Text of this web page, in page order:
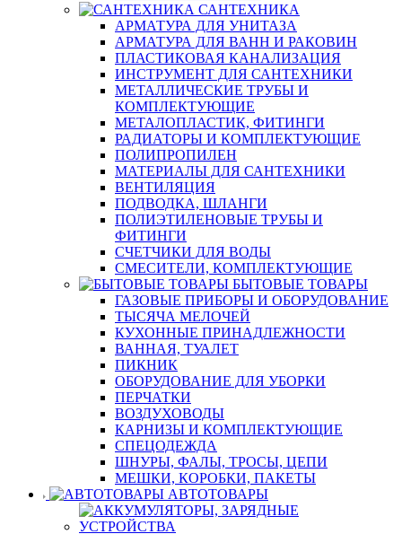
САНТЕХНИКА
АРМАТУРА ДЛЯ УНИТАЗА
АРМАТУРА ДЛЯ ВАНН И РАКОВИН
ПЛАСТИКОВАЯ КАНАЛИЗАЦИЯ
ИНСТРУМЕНТ ДЛЯ САНТЕХНИКИ
МЕТАЛЛИЧЕСКИЕ ТРУБЫ И
КОМПЛЕКТУЮЩИЕ
МЕТАЛОПЛАСТИК, ФИТИНГИ
РАДИАТОРЫ И КОМПЛЕКТУЮЩИЕ
ПОЛИПРОПИЛЕН
МАТЕРИАЛЫ ДЛЯ САНТЕХНИКИ
ВЕНТИЛЯЦИЯ
ПОДВОДКА, ШЛАНГИ
ПОЛИЭТИЛЕНОВЫЕ ТРУБЫ И
ФИТИНГИ
СЧЕТЧИКИ ДЛЯ ВОДЫ
СМЕСИТЕЛИ, КОМПЛЕКТУЮЩИЕ
БЫТОВЫЕ ТОВАРЫ
ГАЗОВЫЕ ПРИБОРЫ И ОБОРУДОВАНИЕ
ТЫСЯЧА МЕЛОЧЕЙ
КУХОННЫЕ ПРИНАДЛЕЖНОСТИ
ВАННАЯ, ТУАЛЕТ
ПИКНИК
ОБОРУДОВАНИЕ ДЛЯ УБОРКИ
ПЕРЧАТКИ
ВОЗДУХОВОДЫ
КАРНИЗЫ И КОМПЛЕКТУЮЩИЕ
СПЕЦОДЕЖДА
ШНУРЫ, ФАЛЫ, ТРОСЫ, ЦЕПИ
МЕШКИ, КОРОБКИ, ПАКЕТЫ
АВТОТОВАРЫ